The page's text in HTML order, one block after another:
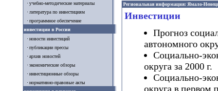
учебно-методические материалы
литература по инвестициям
программное обеспечение
инвестиции в России
новости инвестиций
публикации прессы
архив новостей
экономические обзоры
инвестиционные обзоры
нормативно-правовые акты
Региональная информация: Ямало-
Инвестиции
Прогноз
автономного
Социально-
округа за 2000 г.
Социально-
округа в первом